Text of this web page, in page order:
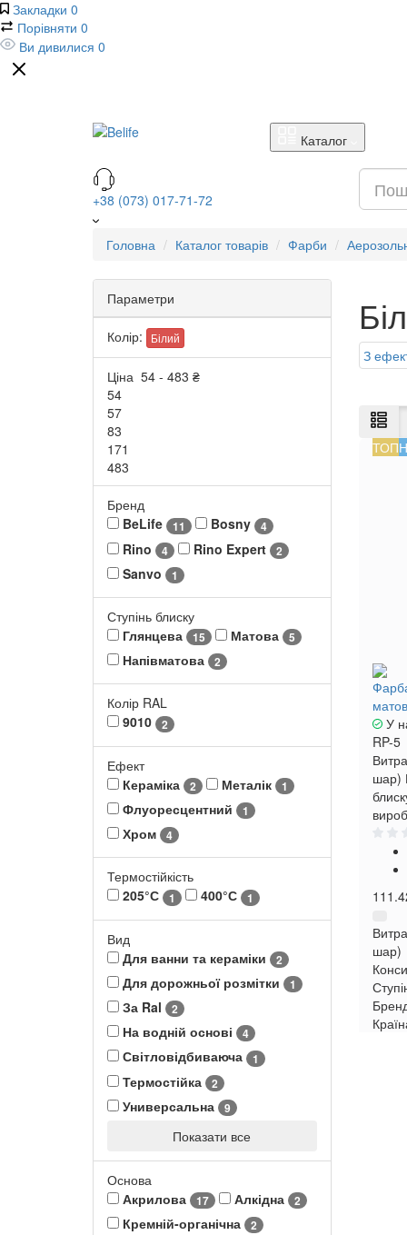
Закладки 0
Порівняти 0
Ви дивилися 0
Каталог
+38 (073) 017-71-72
Головна Каталог товарів Фарби
Параметри
Колір: Білий
Ціна 54 - 483 ₴
54
57
83
171
483
Бренд
BeLife
11 Bosny 4
Rino 4 Rino Expert 2
Sanvo 1
Ступінь блиску
Глянцева
15 Матова 5
Напівматова 2
Колір RAL
9010
2
Ефект
Кераміка
2 Металік 1
Флуоресцентний 1
Хром 4
Термостійкість
205°С
1 400°С 1
Вид
Для ванни та кераміки
2
Для дорожньої розмітки 1
За Ral 2
На водній основі 4
Світловідбиваюча 1
Термостійка 2
Универсальна 9
Показати все
Основа
Акрилова
17 Алкідна 2
Кремній-органічна 2
З
ТОП
У
RP-5
шар)
шар)